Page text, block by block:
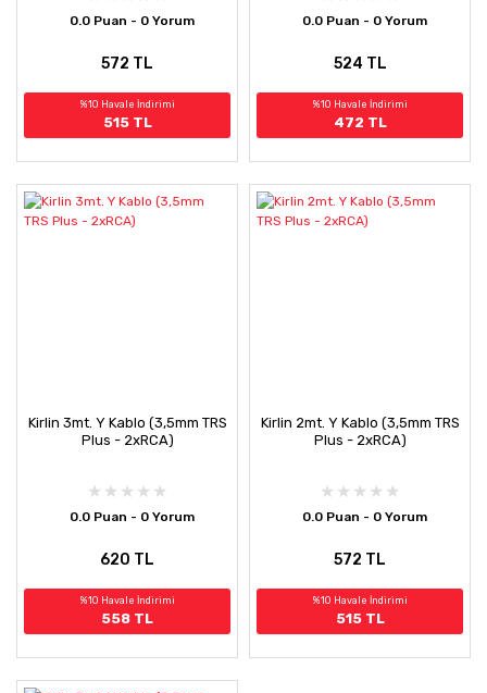
0.0 Puan - 0 Yorum
572 TL
%10 Havale İndirimi
515 TL
0.0 Puan - 0 Yorum
524 TL
%10 Havale İndirimi
472 TL
Kirlin 3mt. Y Kablo (3,5mm TRS
Plus - 2xRCA)
0.0 Puan - 0 Yorum
620 TL
%10 Havale İndirimi
558 TL
Kirlin 2mt. Y Kablo (3,5mm TRS
Plus - 2xRCA)
0.0 Puan - 0 Yorum
572 TL
%10 Havale İndirimi
515 TL